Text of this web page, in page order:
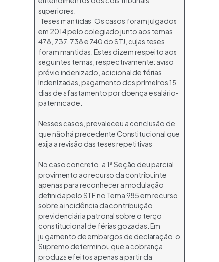
superiores.
Teses mantidas Os casos foram julgados
em 2014 pelo colegiado junto aos temas
478, 737, 738 e 740 do STJ, cujas teses
foram mantidas. Estes dizem respeito aos
seguintes temas, respectivamente: aviso
prévio indenizado, adicional de férias
indenizadas, pagamento dos primeiros 15
dias de afastamento por doença e salário-
paternidade.
Nesses casos, prevaleceu a conclusão de
que não há precedente Constitucional que
exija a revisão das teses repetitivas.
No caso concreto, a 1ª Seção deu parcial
provimento ao recurso da contribuinte
apenas para reconhecer a modulação
definida pelo STF no Tema 985 em recurso
sobre a incidência da contribuição
previdenciária patronal sobre o terço
constitucional de férias gozadas. Em
julgamento de embargos de declaração, o
Supremo determinou que a cobrança
produza efeitos apenas a partir da